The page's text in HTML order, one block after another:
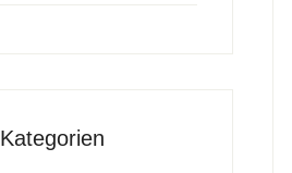
Kategorien